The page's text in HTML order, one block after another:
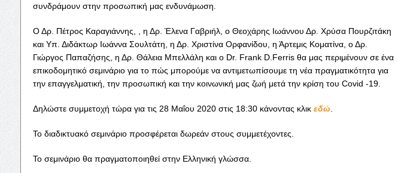
συνδράμουν στην προσωπική μας ενδυνάμωση.
Ο Δρ. Πέτρος Καραγιάννης, , η Δρ. Έλενα Γαβριήλ, ο Θεοχάρης Ιωάννου Δρ. Χρύσα Πουρζιτάκη
και Υπ. Διδάκτωρ Ιωάννα Σουλτάτη, η Δρ. Χριστίνα Ορφανίδου, η Άρτεμις Κοματίνα, ο Δρ.
Γιώργος Παπαζήσης, η Δρ. Θάλεια Μπελλάλη και ο Dr. Frank D.Ferris θα μας περιμένουν σε ένα
επικοδομητικό σεμινάριο για το πώς μπορούμε να αντιμετωπίσουμε τη νέα πραγματικότητα για
την επαγγελματική, την προσωπική και την κοινωνική μας ζωή μετά την κρίση του Covid -19.
Δηλώστε συμμετοχή τώρα για τις 28 Μαΐου 2020 στις 18:30 κάνοντας κλικ εδώ.
Το διαδικτυακό σεμινάριο προσφέρεται δωρεάν στους συμμετέχοντες.
Το σεμινάριο θα πραγματοποιηθεί στην Ελληνική γλώσσα.